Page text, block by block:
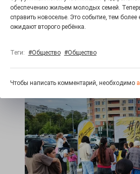
Железная воля к
Электростали ещё не было на
обеспечению жильем молодых семей.
справить новоселье. Это событие, тем более
ожидают второго ребёнка.
Теги: #Общество #Общество
Чтобы написать комментарий, необходимо